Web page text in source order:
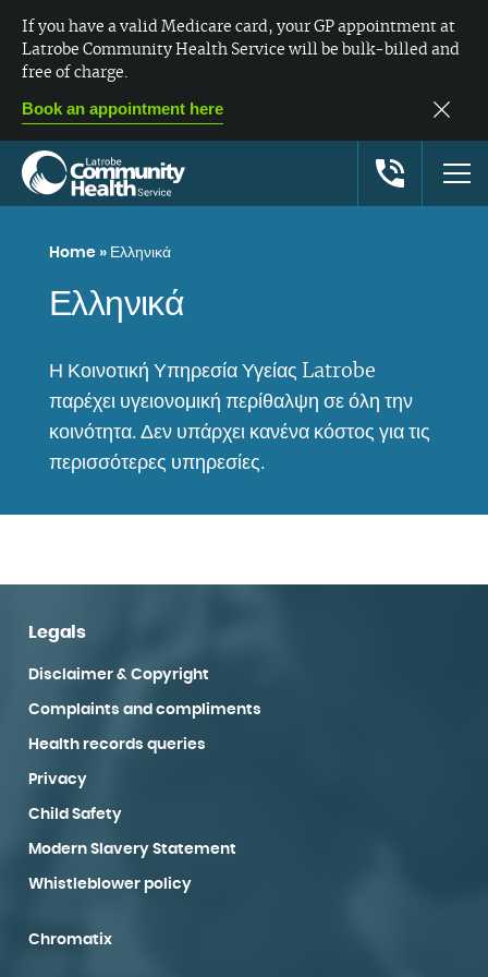
If you have a valid Medicare card, your GP appointment at
Latrobe Community Health Service will be bulk-billed and
free of charge.
Book an appointment here
Home » Ελληνικά
Ελληνικά
Η Κοινοτική Υπηρεσία Υγείας Latrobe
παρέχει υγειονομική περίθαλψη σε όλη την
κοινότητα. Δεν υπάρχει κανένα κόστος για τις
περισσότερες υπηρεσίες.
Legals
Disclaimer & Copyright
Complaints and compliments
Health records queries
Privacy
Child Safety
Modern Slavery Statement
Whistleblower policy
Chromatix